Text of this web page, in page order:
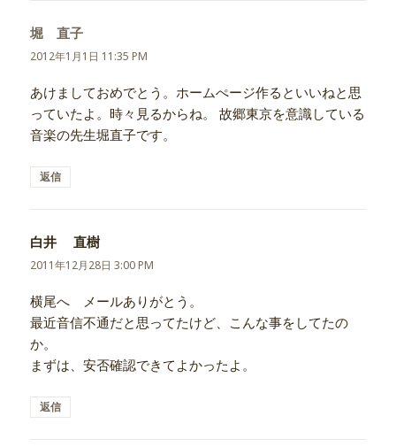
堀 直子
り:
2012年1月1日 11:35 PM
あけましておめでとう。ホームぺージ作るといいねと思
っていたよ。時々見るからね。 故郷東京を意識している
音楽の先生堀直子です。
返信
白井 直樹よ
り:
2011年12月28日 3:00 PM
横尾へ メールありがとう。
最近音信不通だと思ってたけど、こんな事をしてたの
か。
まずは、安否確認できてよかったよ。
返信